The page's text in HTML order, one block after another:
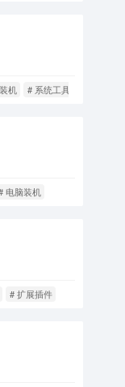
机 # 系统工具
电脑装机
# 扩展插件